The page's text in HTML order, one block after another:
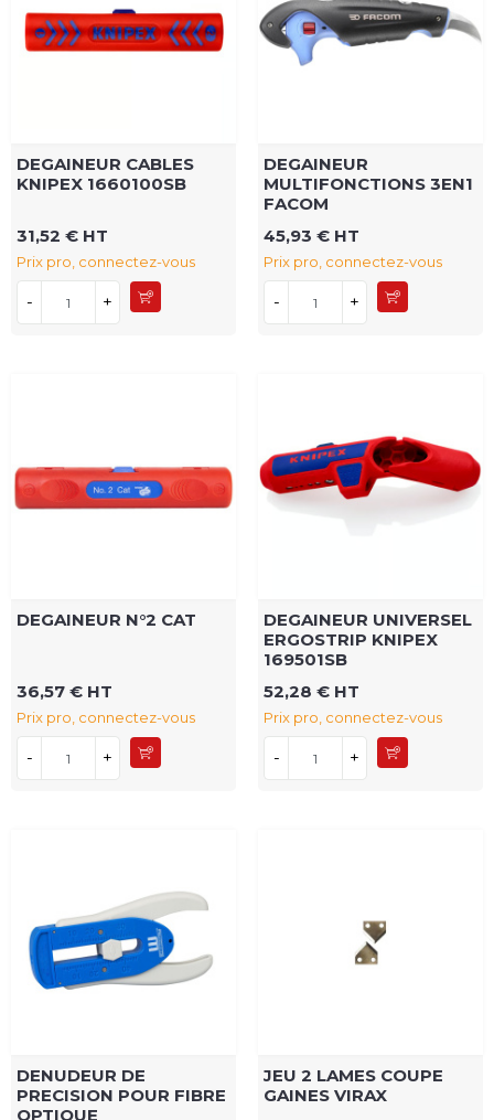
DEGAINEUR CABLES
KNIPEX 1660100SB
31,52 € HT
Prix pro, connectez-vous
- +
DEGAINEUR
MULTIFONCTIONS 3EN1
FACOM
45,93 € HT
Prix pro, connectez-vous
- +
DEGAINEUR N°2 CAT
36,57 € HT
Prix pro, connectez-vous
- +
DEGAINEUR UNIVERSEL
ERGOSTRIP KNIPEX
169501SB
52,28 € HT
Prix pro, connectez-vous
- +
DENUDEUR DE
PRECISION POUR FIBRE
OPTIQUE
JEU 2 LAMES COUPE
GAINES VIRAX